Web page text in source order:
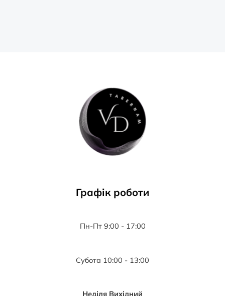
Графік роботи
Пн-Пт 9:00 - 17:00
Субота 10:00 - 13:00
Неділя Вихідний